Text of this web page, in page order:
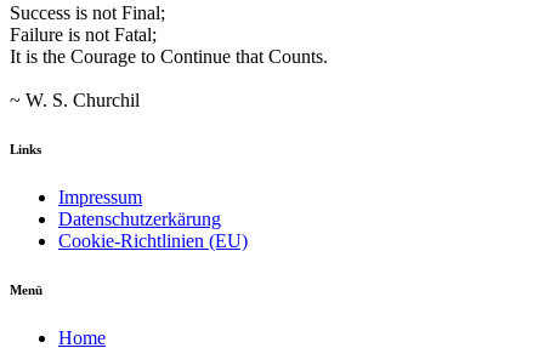
Success is not Final;
Failure is not Fatal;
It is the Courage to Continue that Counts.
~ W. S. Churchil
Links
Impressum
Datenschutzerkärung
Cookie-Richtlinien (EU)
Menü
Home